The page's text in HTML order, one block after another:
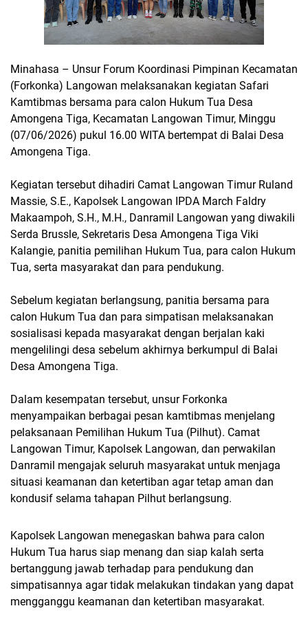
Minahasa – Unsur Forum Koordinasi Pimpinan Kecamatan
(Forkonka) Langowan melaksanakan kegiatan Safari
Kamtibmas bersama para calon Hukum Tua Desa
Amongena Tiga, Kecamatan Langowan Timur, Minggu
(07/06/2026) pukul 16.00 WITA bertempat di Balai Desa
Amongena Tiga.
Kegiatan tersebut dihadiri Camat Langowan Timur Ruland
Massie, S.E., Kapolsek Langowan IPDA March Faldry
Makaampoh, S.H., M.H., Danramil Langowan yang diwakili
Serda Brussle, Sekretaris Desa Amongena Tiga Viki
Kalangie, panitia pemilihan Hukum Tua, para calon Hukum
Tua, serta masyarakat dan para pendukung.
Sebelum kegiatan berlangsung, panitia bersama para
calon Hukum Tua dan para simpatisan melaksanakan
sosialisasi kepada masyarakat dengan berjalan kaki
mengelilingi desa sebelum akhirnya berkumpul di Balai
Desa Amongena Tiga.
Dalam kesempatan tersebut, unsur Forkonka
menyampaikan berbagai pesan kamtibmas menjelang
pelaksanaan Pemilihan Hukum Tua (Pilhut). Camat
Langowan Timur, Kapolsek Langowan, dan perwakilan
Danramil mengajak seluruh masyarakat untuk menjaga
situasi keamanan dan ketertiban agar tetap aman dan
kondusif selama tahapan Pilhut berlangsung.
Kapolsek Langowan menegaskan bahwa para calon
Hukum Tua harus siap menang dan siap kalah serta
bertanggung jawab terhadap para pendukung dan
simpatisannya agar tidak melakukan tindakan yang dapat
mengganggu keamanan dan ketertiban masyarakat.